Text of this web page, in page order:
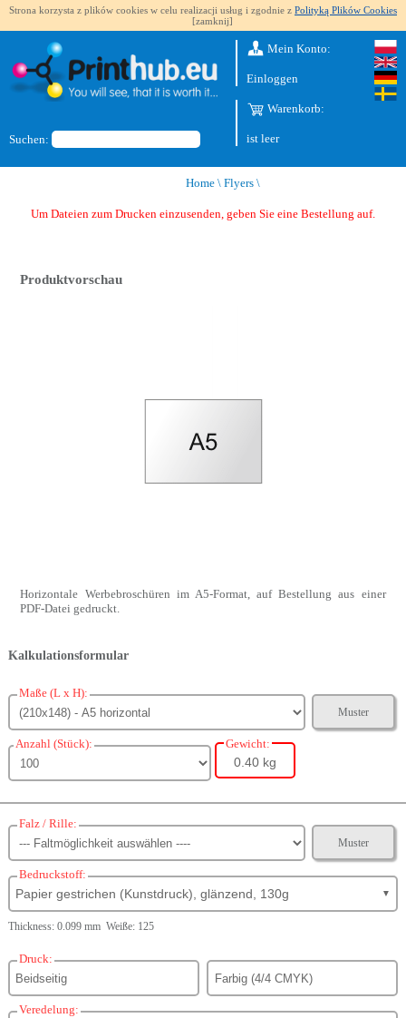
Strona korzysta z plików cookies w celu realizacji usług i zgodnie z Polityką Plików Cookies
[zamknij]
Suchen:
Mein Konto:
Einloggen
Warenkorb:
ist leer
Home \ Flyers \
Um Dateien zum Drucken einzusenden, geben Sie eine Bestellung auf.
Produktvorschau
Horizontale Werbebroschüren im A5-Format, auf Bestellung aus einer
PDF-Datei gedruckt.
Kalkulationsformular
Maße (L x H):
Muster
Anzahl (Stück): Gewicht:
0.40 kg
Falz / Rille:
Muster
Bedruckstoff:
Papier gestrichen (Kunstdruck), glänzend, 130g ▼
Thickness: 0.099 mm Weiße: 125
Druck:
Veredelung: